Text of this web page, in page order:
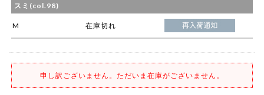
スミ(col.98)
M 在庫切れ
申し訳ございません。ただいま在庫がございません。